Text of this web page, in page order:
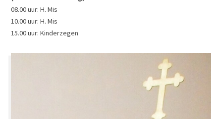
08.00 uur: H. Mis
10.00 uur: H. Mis
15.00 uur: Kinderzegen